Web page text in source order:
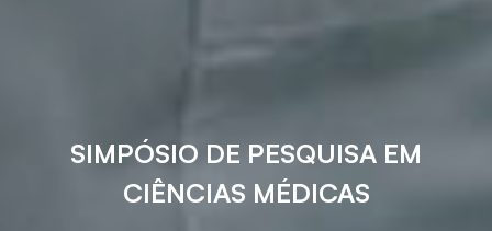
SIMPÓSIO DE PESQUISA EM
CIÊNCIAS MÉDICAS